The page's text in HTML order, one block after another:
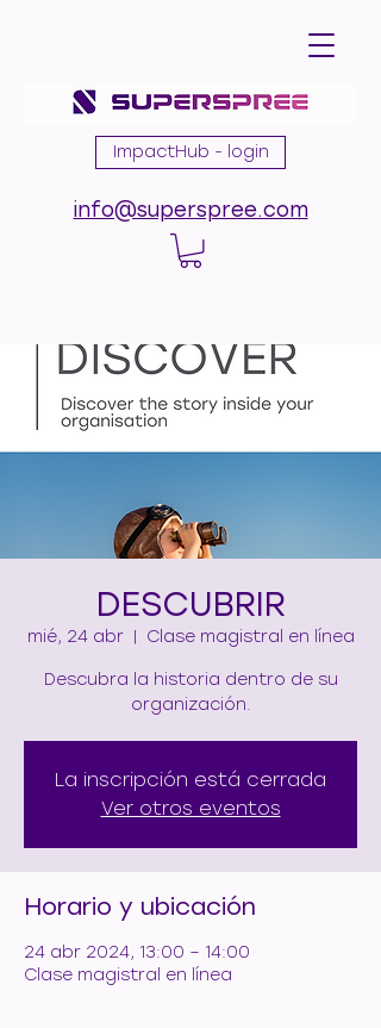
ImpactHub - login
info@superspree.com
DESCUBRIR
mié, 24 abr
  |
Clase magistral en línea
Descubra la historia dentro de su
organización.
La inscripción está cerrada
Ver otros eventos
Horario y ubicación
24 abr 2024, 13:00 – 14:00
Clase magistral en línea